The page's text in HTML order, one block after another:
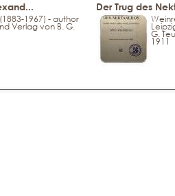
1967) - author
Verlag von B. G.
Der Trug des
G.
1911